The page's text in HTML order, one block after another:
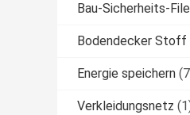
Bau-Sicherheits-
Bodendecker
Energie speichern
Verkleidungsnetz